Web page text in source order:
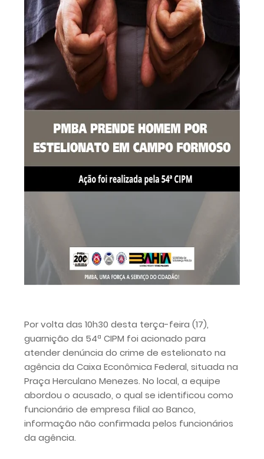
Por volta das 10h30 desta terça-feira (17),
guarnição da 54ª CIPM foi acionado para
atender denúncia do crime de estelionato na
agência da Caixa Econômica Federal, situada na
Praça Herculano Menezes. No local, a equipe
abordou o acusado, o qual se identificou como
funcionário de empresa filial ao Banco,
informação não confirmada pelos funcionários
da agência.